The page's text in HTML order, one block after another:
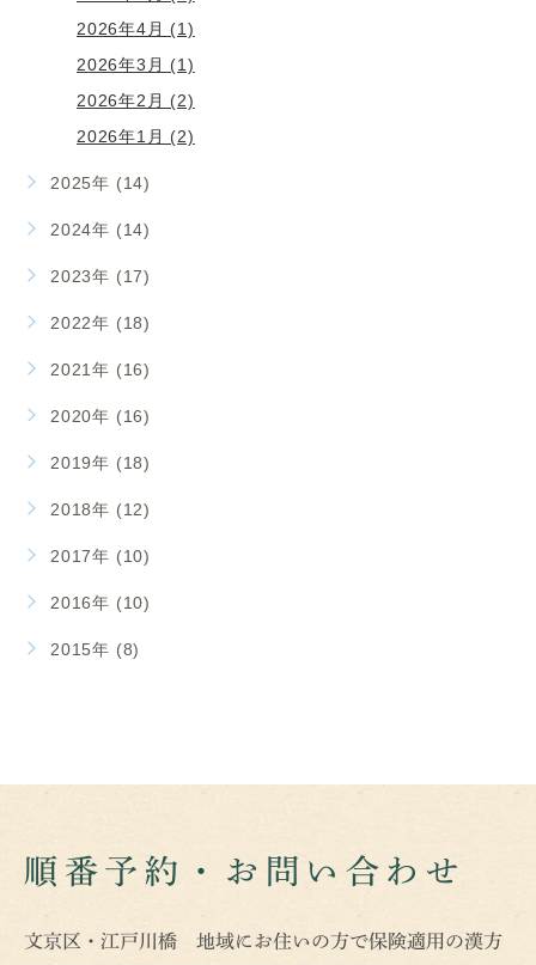
2026年4月 (1)
2026年3月 (1)
2026年2月 (2)
2026年1月 (2)
2025年 (14)
2024年 (14)
2023年 (17)
2022年 (18)
2021年 (16)
2020年 (16)
2019年 (18)
2018年 (12)
2017年 (10)
2016年 (10)
2015年 (8)
順番予約・お問い合わせ
文京区・江戸川橋 地域にお住いの方で保険適用の漢方